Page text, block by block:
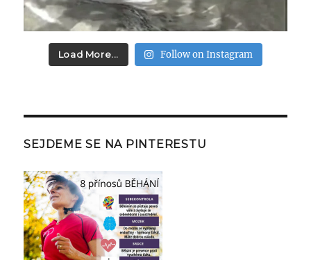
Load More... Follow on Instagram
SEJDEME SE NA PINTERESTU